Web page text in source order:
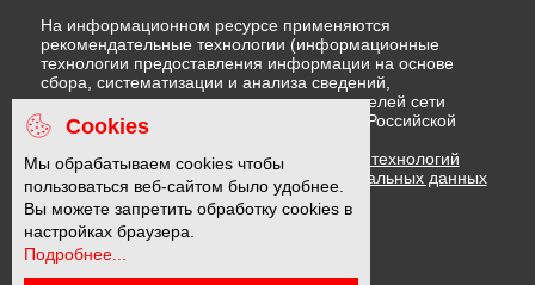
На информационном ресурсе применяются
рекомендательные технологии (информационные
технологии предоставления информации на основе
сбора, систематизации и анализа сведений,
относящихся к предпочтениям пользователей сети
"Интернет", находящихся на территории Российской
Федерации)
Правила применения рекомендательных технологий
Политика в отношении обработки персональных данных
Политика обработки файлов cookie
16 +
Cookies
Мы обрабатываем cookies чтобы
пользоваться веб-сайтом было удобнее.
Вы можете запретить обработку cookies в
настройках браузера.
Подробнее...